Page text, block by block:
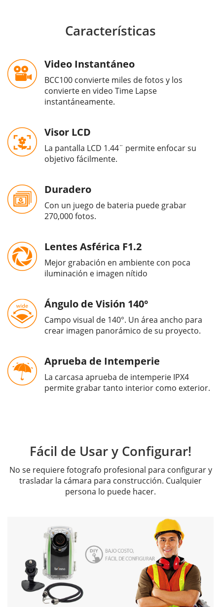
Características
Video Instantáneo
BCC100 convierte miles de fotos y los
convierte en video Time Lapse
instantáneamente.
Visor LCD
La pantalla LCD 1.44¨ permite enfocar su
objetivo fácilmente.
Duradero
Con un juego de bateria puede grabar
270,000 fotos.
Lentes Asférica F1.2
Mejor grabación en ambiente con poca
iluminación e imagen nítido
Ángulo de Visión 140°
Campo visual de 140°. Un área ancho para
crear imagen panorámico de su proyecto.
Aprueba de Intemperie
La carcasa aprueba de intemperie IPX4
permite grabar tanto interior como exterior.
Fácil de Usar y Configurar!
No se requiere fotografo profesional para configurar y
trasladar la cámara para construcción. Cualquier
persona lo puede hacer.